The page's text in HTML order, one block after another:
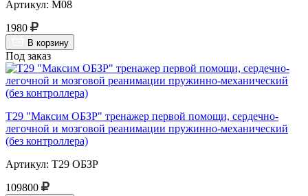
Артикул: М08
1980
В корзину
Под заказ
Т29 "Максим ОБЗР" тренажер первой помощи, сердечно-
легочной и мозговой реанимации пружинно-механический
(без контроллера)
Артикул: Т29 ОБЗР
109800